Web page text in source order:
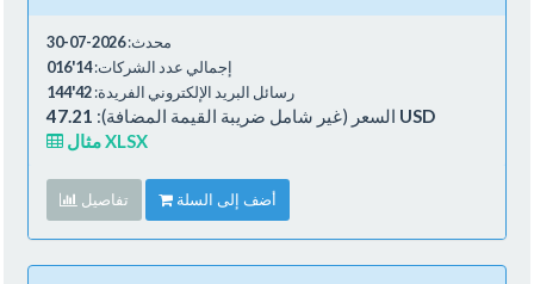
محدث:2026-07-30
إجمالي عدد الشركات:14'016
رسائل البريد الإلكتروني الفريدة:42'144
السعر (غير شامل ضريبة القيمة المضافة): 47.21 USD
مثال XLSX
تفاصيل أضف إلى السلة